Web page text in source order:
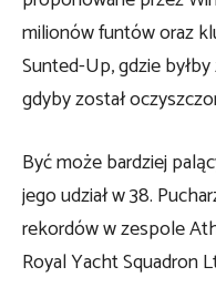
milionów funtów oraz
Sunted-Up, gdzie
gdyby został
Być może bardziej
jego udział w 38.
rekordów w zespole
Royal Yacht Squadron